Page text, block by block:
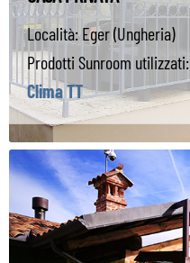
Località:Eger (Ungheria)
Prodotti Sunroom utilizzati:
Clima TT